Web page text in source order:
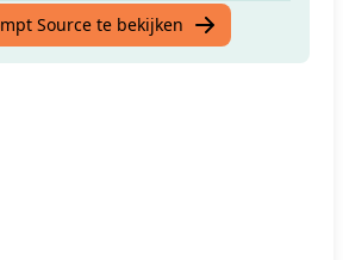
Source te bekijken